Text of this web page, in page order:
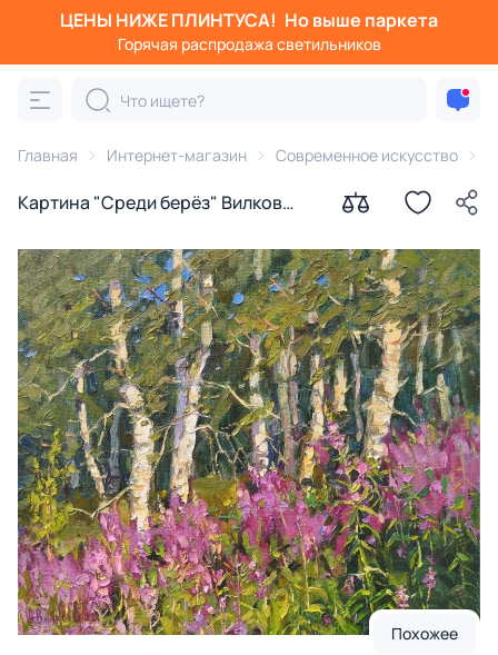
ЦЕНЫ НИЖЕ ПЛИНТУСА! Но выше паркета
Горячая распродажа светильников
Главная Интернет-магазин Современное искусство
Картина "Среди берёз" Вилков
Похожее